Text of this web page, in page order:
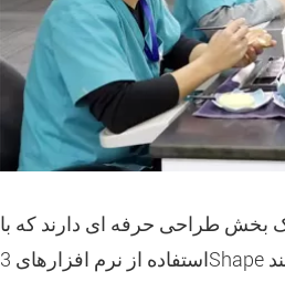
داره آنها یک بخش طراحی حرفه ای دارند که با
استفاده از نرم افزارهای 3Shape و طراحی مانند EXO و CAD و همچنین چندین چاپگر 3D دارند. آزمايشگاه